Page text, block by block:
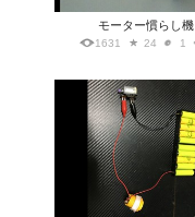
モーター慣らし機
1631 24 1